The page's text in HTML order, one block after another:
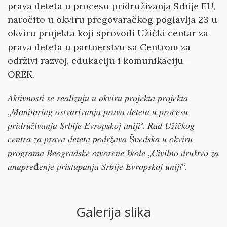
prava deteta u procesu pridruživanja Srbije EU,
naročito u okviru pregovaračkog poglavlja 23 u
okviru projekta koji sprovodi Užički centar za
prava deteta u partnerstvu sa Centrom za
održivi razvoj, edukaciju i komunikaciju –
OREK.
𝐴𝑘𝑡𝑖𝑣𝑛𝑜𝑠𝑡𝑖 𝑠𝑒 𝑟𝑒𝑎𝑙𝑖𝑧𝑢𝑗𝑢 𝑢 𝑜𝑘𝑣𝑖𝑟𝑢 𝑝𝑟𝑜𝑗𝑒𝑘𝑡𝑎 𝑝𝑟𝑜𝑗𝑒𝑘𝑡𝑎
„𝑀𝑜𝑛𝑖𝑡𝑜𝑟𝑖𝑛𝑔 𝑜𝑠𝑡𝑣𝑎𝑟𝑖𝑣𝑎𝑛𝑗𝑎 𝑝𝑟𝑎𝑣𝑎 𝑑𝑒𝑡𝑒𝑡𝑎 𝑢 𝑝𝑟𝑜𝑐𝑒𝑠𝑢
𝑝𝑟𝑖𝑑𝑟𝑢𝑧̌𝑖𝑣𝑎𝑛𝑗𝑎 𝑆𝑟𝑏𝑖𝑗𝑒 𝐸𝑣𝑟𝑜𝑝𝑠𝑘𝑜𝑗 𝑢𝑛𝑖𝑗𝑖“. 𝑅𝑎𝑑 𝑈𝑧̌𝑖𝑐̌𝑘𝑜𝑔
𝑐𝑒𝑛𝑡𝑟𝑎 𝑧𝑎 𝑝𝑟𝑎𝑣𝑎 𝑑𝑒𝑡𝑒𝑡𝑎 𝑝𝑜𝑑𝑟𝑧̌𝑎𝑣𝑎 Šv𝑒𝑑𝑠𝑘𝑎 𝑢 𝑜𝑘𝑣𝑖𝑟𝑢
𝑝𝑟𝑜𝑔𝑟𝑎𝑚𝑎 𝐵𝑒𝑜𝑔𝑟𝑎𝑑𝑠𝑘𝑒 𝑜𝑡𝑣𝑜𝑟𝑒𝑛𝑒 𝑠̌𝑘𝑜𝑙𝑒 „𝐶𝑖𝑣𝑖𝑙𝑛𝑜 𝑑𝑟𝑢𝑠̌𝑡𝑣𝑜 𝑧𝑎
𝑢𝑛𝑎𝑝𝑟𝑒đ𝑒𝑛𝑗𝑒 𝑝𝑟𝑖𝑠𝑡𝑢𝑝𝑎𝑛𝑗𝑎 𝑆𝑟𝑏𝑖𝑗𝑒 𝐸𝑣𝑟𝑜𝑝𝑠𝑘𝑜𝑗 𝑢𝑛𝑖𝑗𝑖“.
Galerija slika